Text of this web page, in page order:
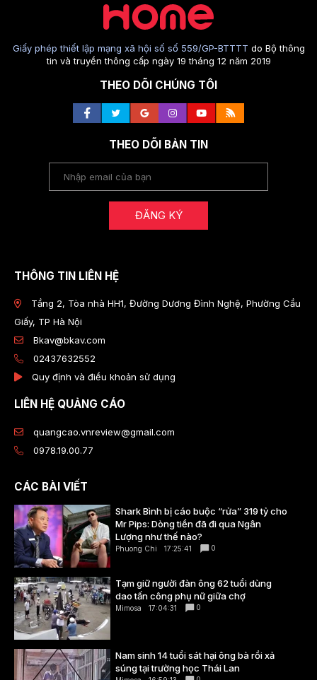
Giấy phép thiết lập mạng xã hội số số 559/GP-BTTTT do Bộ thông
tin và truyền thông cấp ngày 19 tháng 12 năm 2019
THEO DÕI CHÚNG TÔI
THEO DÕI BẢN TIN
ĐĂNG KÝ
THÔNG TIN LIÊN HỆ
Tầng 2, Tòa nhà HH1, Đường Dương Đình Nghệ, Phường Cầu
Giấy, TP Hà Nội
Bkav@bkav.com
02437632552
Quy định và điều khoản sử dụng
LIÊN HỆ QUẢNG CÁO
quangcao.vnreview@gmail.com
0978.19.00.77
CÁC BÀI VIẾT
Shark Bình bị cáo buộc “rửa” 319 tỷ cho
Mr Pips: Dòng tiền đã đi qua Ngân
Lượng như thế nào?
Phuong Chi 17:25:41 0
Tạm giữ người đàn ông 62 tuổi dùng
dao tấn công phụ nữ giữa chợ
Mimosa 17:04:31 0
Nam sinh 14 tuổi sát hại ông bà rồi xả
súng tại trường học Thái Lan